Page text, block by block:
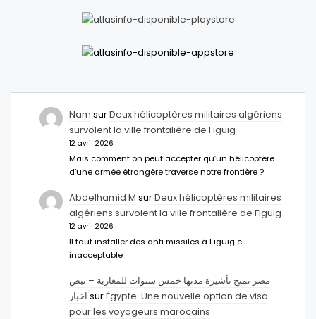
Nam surDeux hélicoptères militaires algériens
survolent la ville frontalière de Figuig
12 avril 2026
Mais comment on peut accepter qu’un hélicoptère
d’une armée étrangère traverse notre frontière ?
Abdelhamid M surDeux hélicoptères militaires
algériens survolent la ville frontalière de Figuig
12 avril 2026
Il faut installer des anti missiles à Figuig c
inacceptable
مصر تمنح تأشيرة مدتها خمس سنوات للمغاربة – نبض
اخبار surÉgypte: Une nouvelle option de visa
pour les voyageurs marocains